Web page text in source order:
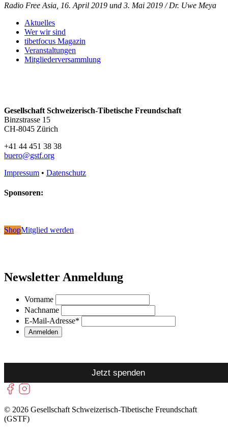
Radio Free Asia, 16. April 2019 und 3. Mai 2019 / Dr. Uwe Meya
Aktuelles
Wer wir sind
tibetfocus Magazin
Veranstaltungen
Mitgliederversammlung
Gesellschaft Schweizerisch-Tibetische Freundschaft
Binzstrasse 15
CH-8045 Zürich
+41 44 451 38 38
buero@gstf.org
Impressum • Datenschutz
Sponsoren:
ShopMitglied werden
Newsletter Anmeldung
Vorname
Nachname
E-Mail-Adresse*
Jetzt spenden
© 2026 Gesellschaft Schweizerisch-Tibetische Freundschaft
(GSTF)